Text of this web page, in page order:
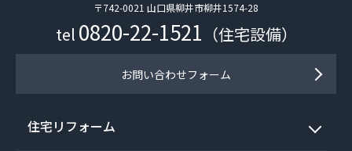
〒742-0021 山口県柳井市柳井1574-28
tel 0820-22-1521 （住宅設備）
お問い合わせフォーム
住宅リフォーム